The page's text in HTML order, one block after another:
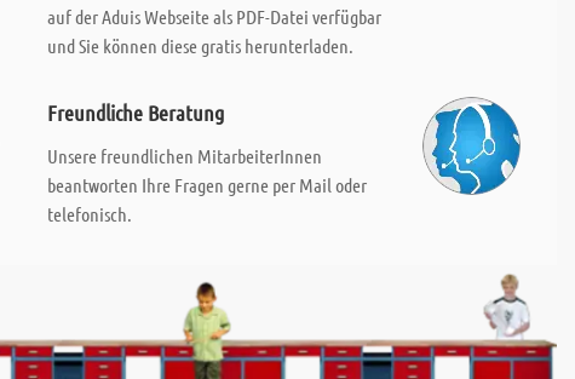
auf der Aduis Webseite als PDF-Datei verfügbar
und Sie können diese gratis herunterladen.
Freundliche Beratung
Unsere freundlichen MitarbeiterInnen
beantworten Ihre Fragen gerne per Mail oder
telefonisch.